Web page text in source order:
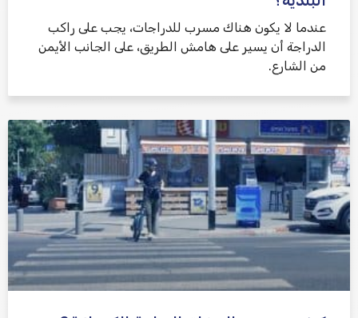
عندما لا يكون هناك مسرب للدراجات، يجب على راكب
الدراجة أن يسير على هامش الطريق، على الجانب الأيمن
من الشارع.